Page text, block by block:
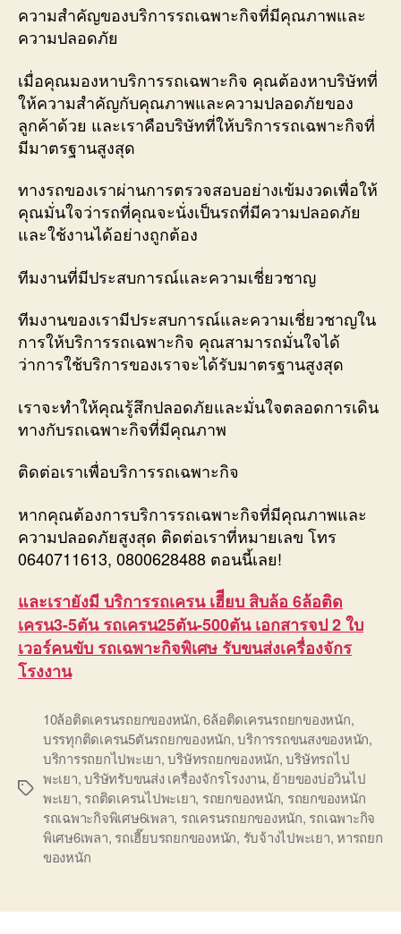
ความสำคัญของบริการรถเฉพาะกิจที่มีคุณภาพและ
ความปลอดภัย
เมื่อคุณมองหาบริการรถเฉพาะกิจ คุณต้องหาบริษัทที่
ให้ความสำคัญกับคุณภาพและความปลอดภัยของ
ลูกค้าด้วย และเราคือบริษัทที่ให้บริการรถเฉพาะกิจที่
มีมาตรฐานสูงสุด
ทางรถของเราผ่านการตรวจสอบอย่างเข้มงวดเพื่อให้
คุณมั่นใจว่ารถที่คุณจะนั่งเป็นรถที่มีความปลอดภัย
และใช้งานได้อย่างถูกต้อง
ทีมงานที่มีประสบการณ์และความเชี่ยวชาญ
ทีมงานของเรามีประสบการณ์และความเชี่ยวชาญใน
การให้บริการรถเฉพาะกิจ คุณสามารถมั่นใจได้
ว่าการใช้บริการของเราจะได้รับมาตรฐานสูงสุด
เราจะทำให้คุณรู้สึกปลอดภัยและมั่นใจตลอดการเดิน
ทางกับรถเฉพาะกิจที่มีคุณภาพ
ติดต่อเราเพื่อบริการรถเฉพาะกิจ
หากคุณต้องการบริการรถเฉพาะกิจที่มีคุณภาพและ
ความปลอดภัยสูงสุด ติดต่อเราที่หมายเลข โทร
0640711613, 0800628488 ตอนนี้เลย!
และเรายังมี บริการรถเครน เฮีียบ สิบล้อ 6ล้อติด
เครน3-5ตัน รถเครน25ตัน-500ตัน เอกสารจป 2 ใบ
เวอร์คนขับ รถเฉพาะกิจพิเศษ รับขนส่งเครื่องจักร
โรงงาน
Tags
10ล้อติดเครนรถยกของหนัก,6ล้อติดเครนรถยกของหนัก,
บรรทุกติดเครน5ตันรถยกของหนัก,บริการรถขนสงของหนัก,
บริการรถยกไปพะเยา,บริษัทรถยกของหนัก,บริษัทรถไป
พะเยา,บริษัทรับขนส่ง เครื่องจักรโรงงาน, ย้ายของบ่อวินไป
พะเยา, รถติดเครนไปพะเยา, รถยกของหนัก, รถยกของหนัก
รถเฉพาะกิจพิเศษ6เพลา, รถเครนรถยกของหนัก, รถเฉพาะกิจ
พิเศษ6เพลา, รถเฮี๊ยบรถยกของหนัก, รับจ้างไปพะเยา,หารถยก
ของหนัก